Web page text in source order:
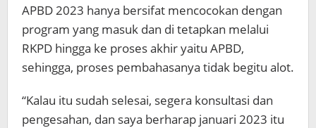
APBD 2023 hanya bersifat mencocokan dengan
program yang masuk dan di tetapkan melalui
RKPD hingga ke proses akhir yaitu APBD,
sehingga, proses pembahasanya tidak begitu alot.
“Kalau itu sudah selesai, segera konsultasi dan
pengesahan, dan saya berharap januari 2023 itu